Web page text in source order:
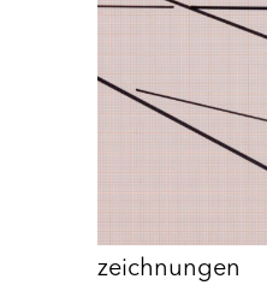
zeichnungen